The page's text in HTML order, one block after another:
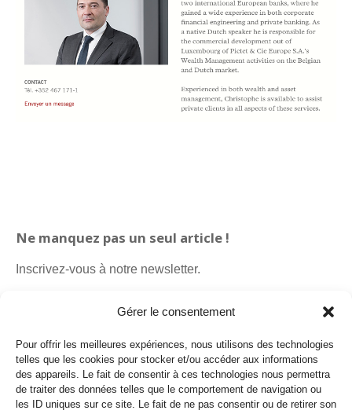
Gérer le consentement
Pour offrir les meilleures expériences, nous utilisons des technologies
telles que les cookies pour stocker et/ou accéder aux informations
des appareils. Le fait de consentir à ces technologies nous permettra
de traiter des données telles que le comportement de navigation ou
les ID uniques sur ce site. Le fait de ne pas consentir ou de retirer son
Ne manquez pas un seul article !
Inscrivez-vous à notre newsletter.